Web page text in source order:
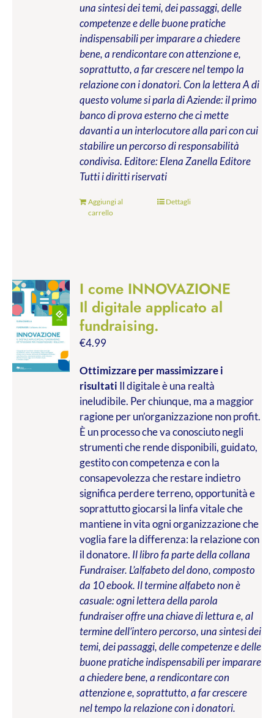
una sintesi dei temi, dei passaggi, delle
competenze e delle buone pratiche
indispensabili per imparare a chiedere
bene, a rendicontare con attenzione e,
soprattutto, a far crescere nel tempo la
relazione con i donatori. Con la lettera A di
questo volume si parla di Aziende: il primo
banco di prova esterno che ci mette
davanti a un interlocutore alla pari con cui
stabilire un percorso di responsabilità
condivisa. Editore: Elena Zanella Editore
Tutti i diritti riservati
Aggiungi al
carrello
Dettagli
I come INNOVAZIONE
Il digitale applicato al
fundraising.
€4.99
Ottimizzare per massimizzare i
risultati Il digitale è una realtà
ineludibile. Per chiunque, ma a maggior
ragione per un’organizzazione non profit.
È un processo che va conosciuto negli
strumenti che rende disponibili, guidato,
gestito con competenza e con la
consapevolezza che restare indietro
significa perdere terreno, opportunità e
soprattutto giocarsi la linfa vitale che
mantiene in vita ogni organizzazione che
voglia fare la differenza: la relazione con
il donatore. Il libro fa parte della collana
Fundraiser. L’alfabeto del dono, composto
da 10 ebook. Il termine alfabeto non è
casuale: ogni lettera della parola
fundraiser offre una chiave di lettura e, al
termine dell’intero percorso, una sintesi dei
temi, dei passaggi, delle competenze e delle
buone pratiche indispensabili per imparare
a chiedere bene, a rendicontare con
attenzione e, soprattutto, a far crescere
nel tempo la relazione con i donatori.